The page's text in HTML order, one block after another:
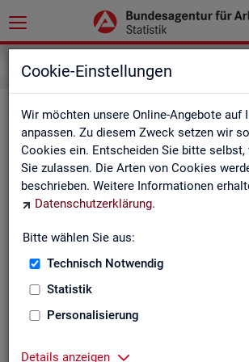
Cookie-Einstellungen
Wir möchten unsere Online-Angebote auf
anpassen. Zu diesem Zweck setzen wir
Cookies ein. Entscheiden Sie bitte
Sie zulassen. Die Arten von Cookies
beschrieben. Weitere Informationen
Datenschutzerklärung.
Bitte wählen Sie aus:
Technisch Notwendig
Statistik
Personalisierung
Details anzeigen
Im­pres­sum der
des­agen­tur für
In­for­ma­tio­nen über den
Im­pres­sum der Bun­des­agen­tur für Ar­beit
Nut­zungs- und
Co­py­right und Mar­ken­schutz
Die In­hal­te des In­ter­net­auf­tritts der BA
der Sta­tis­tik der BA ste­hen im geis­ti­gen